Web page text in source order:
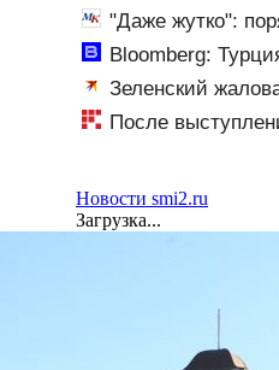
"Даже жутко":
Bloomberg:
Новости на Вести.ru
Зеленский
конференцию в
После
Новости smi2.ru
Загрузка...